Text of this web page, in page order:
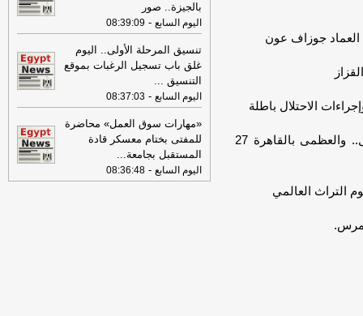
العماد جوزاف عون
الاحتلال باطلة
- الأرصاد تُحذر من تقلبات جوية وأمطار الأحد 19 أبريل.. والعظمى بالقاهرة 27
التراث العالمي
08:06
عناوين الصحف المصرية ليوم
الأثنين 03-08-2026
-
07:41
محافظ القاهرة: لا وفيات أو
إصابات في العاصمة نتيجة الزلزال
- موقع
مصراوي
22:27
الحرس الثوري الإيراني يرفض نزع
سلاح "حماس": المحاولة محكوم عليها
بالفشل - لبنانون 24
08:07
عناوين الصحف المصرية ليوم
الأحد 02-08-2026
-
بالجيزة.. صور
اليوم السابع -
08:39:09
تنسيق المرحلة الأولى.. اليوم
غلق باب تسجيل الرغبات بموقع
التنسيق ...
اليوم السابع -
08:37:03
«مهارات سوق العمل» محاضرة
للمفتى بختام معسكر قادة
المستقبل بجامعة...
اليوم السابع -
08:36:48